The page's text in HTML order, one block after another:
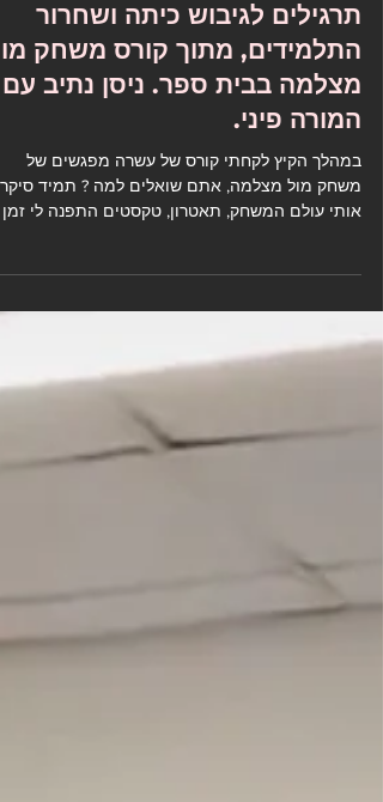
תרגילים לגיבוש כיתה ושחרור
התלמידים, מתוך קורס משחק
מצלמה בבית ספר. ניסן נתיב עם
המורה פיני.
במהלך הקיץ לקחתי קורס של עשרה מפגשים של
משחק מול מצלמה, אתם שואלים למה ? תמיד
לאחר...